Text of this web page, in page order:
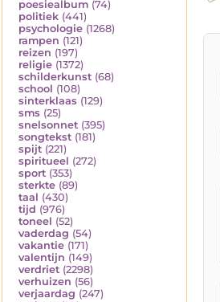
poesiealbum (74)
politiek (441)
psychologie (1268)
rampen (121)
reizen (197)
religie (1372)
schilderkunst (68)
school (108)
sinterklaas (129)
sms (25)
snelsonnet (395)
songtekst (181)
spijt (221)
spiritueel (272)
sport (353)
sterkte (89)
taal (430)
tijd (976)
toneel (52)
vaderdag (54)
vakantie (171)
valentijn (149)
verdriet (2298)
verhuizen (56)
verjaardag (247)